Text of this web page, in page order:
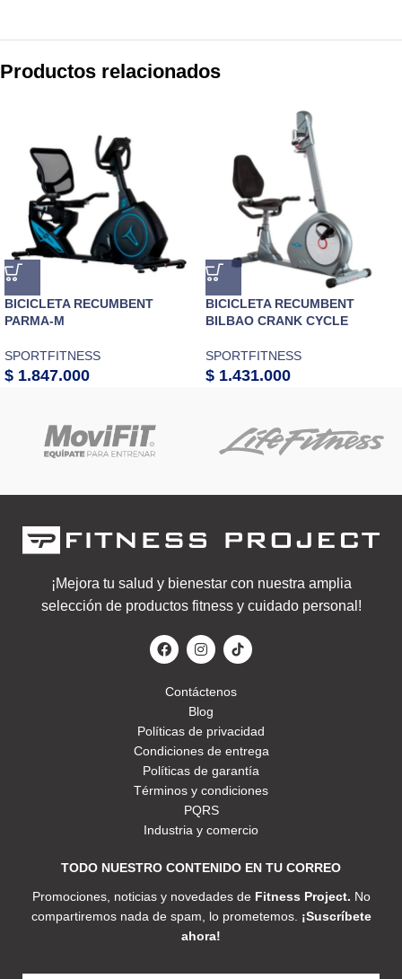
Productos relacionados
BICICLETA RECUMBENT
PARMA-M
SPORTFITNESS
$ 1.847.000
BICICLETA RECUMBENT
BILBAO CRANK CYCLE
SPORTFITNESS
$ 1.431.000
¡Mejora tu salud y bienestar con nuestra amplia
selección de productos fitness y cuidado personal!
Contáctenos
Blog
Políticas de privacidad
Condiciones de entrega
Políticas de garantía
Términos y condiciones
PQRS
Industria y comercio
TODO NUESTRO CONTENIDO EN TU CORREO
Promociones, noticias y novedades de Fitness Project. No
compartiremos nada de spam, lo prometemos. ¡Suscríbete
ahora!